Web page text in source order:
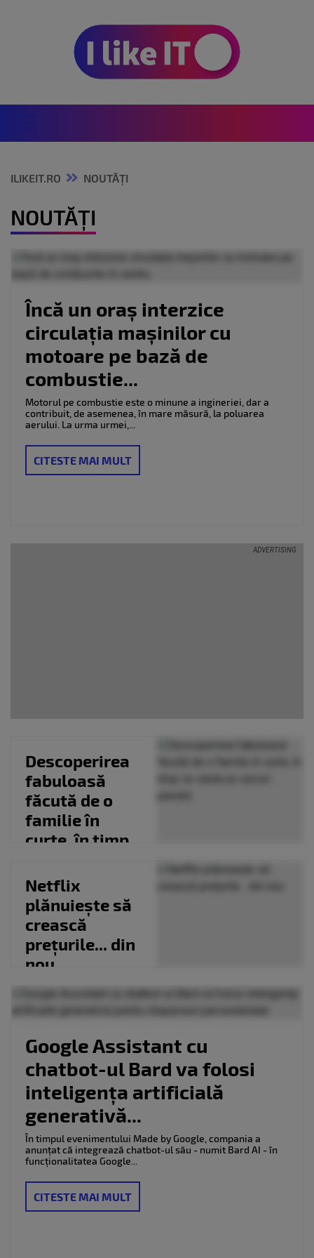
ILIKEIT.RO NOUTĂȚI
NOUTĂȚI
Încă un oraș interzice
circulația mașinilor cu
motoare pe bază de
combustie...
Motorul pe combustie este o minune a ingineriei, dar a
contribuit, de asemenea, în mare măsură, la poluarea
aerului. La urma urmei,...
CITESTE MAI MULT
Descoperirea
fabuloasă
făcută de o
familie în
curte, în timp
cercel...
Netflix
plănuiește să
crească
prețurile... din
nou
Google Assistant cu
chatbot-ul Bard va folosi
inteligența artificială
generativă...
În timpul evenimentului Made by Google, compania a
anunțat că integrează chatbot-ul său - numit Bard AI - în
funcționalitatea Google...
CITESTE MAI MULT